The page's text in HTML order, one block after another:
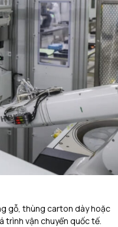
gỗ, thùng carton dày hoặc
trình vận chuyển quốc tế.